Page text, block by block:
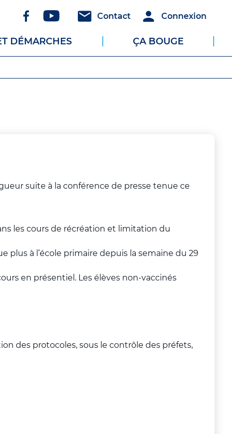
Header
Connexion
Connexion
Header
Communication
Contact
Réseaux
sociaux
DÉMARCHES ÇA BOUGE
suite à la conférence de presse tenue ce
les cours de récréation et limitation du
plus à l’école primaire depuis la semaine du 29
en présentiel. Les élèves non-vaccinés
des protocoles, sous le contrôle des préfets,